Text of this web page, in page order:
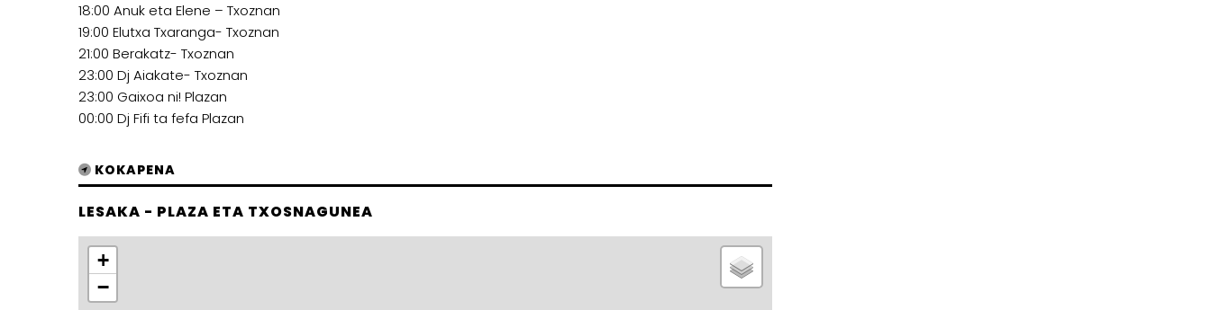
18:00 Anuk eta Elene – Txoznan
19:00 Elutxa Txaranga- Txoznan
21:00 Berakatz- Txoznan
23:00 Dj Aiakate- Txoznan
23:00 Gaixoa ni! Plazan
00:00 Dj Fifi ta fefa Plazan
KOKAPENA
LESAKA - PLAZA ETA TXOSNAGUNEA
+
−